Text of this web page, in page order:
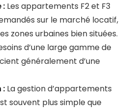
: Les appartements F2 et F3
sur le marché locatif,
zones urbaines bien situées.
d’une large gamme de
généralement d’une
: La gestion d’appartements
souvent plus simple que